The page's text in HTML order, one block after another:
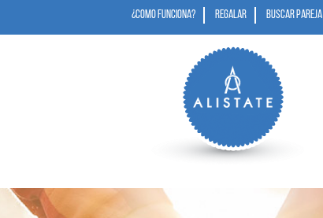
¿COMO FUNCIONA? REGALAR BUSCAR PAREJA